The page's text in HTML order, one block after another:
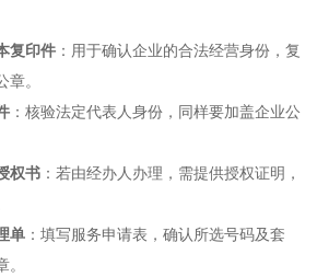
复印件 ：用于确认企业的合法经营身份，复
。
：核验法定代表人身份，同样要加盖企业公
权书 ：若由经办人办理，需提供授权证明，
单 ：填写服务申请表，确认所选号码及套